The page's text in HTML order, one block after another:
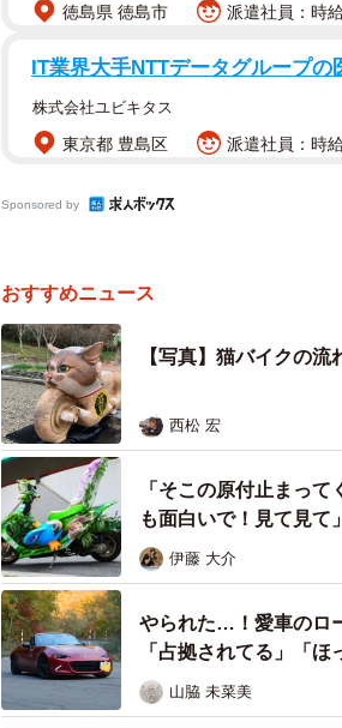
寺の飼い猫の名前にちなみ
「うちにはバイクで参拝に来られる方
撮られるのですが、自慢のバイクと一
じゃないかと思いまして」（角田住職
そこで長年親交があり、同寺の猫の木
アート作家・林隆雄さんに相談を持ち
た。
林さんはいう。「僕は若いころレーサ
っていました。お寺のアイドル猫・ア
間入院したんですよ。心配するファン
徳島県 徳島市 派遣社員：時
IT業界大手NTTデータグループ
株式会社ユビキタス
東京都 豊島区 派遣社員：時
Sponsored by
おすすめニュース
【写真】猫バイクの流
西松 宏
「そこの原付止まっ
も面白いで！見て見て
伊藤 大介
やられた…！愛車のロ
「占拠されてる」「ほ
山脇 未菜美